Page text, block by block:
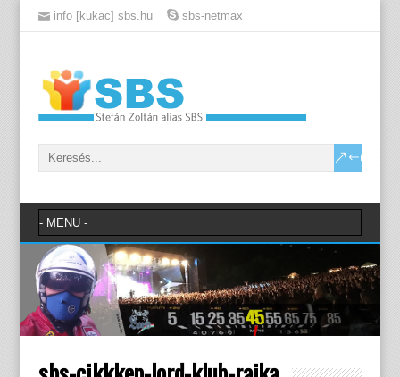
info [kukac] sbs.hu sbs-netmax